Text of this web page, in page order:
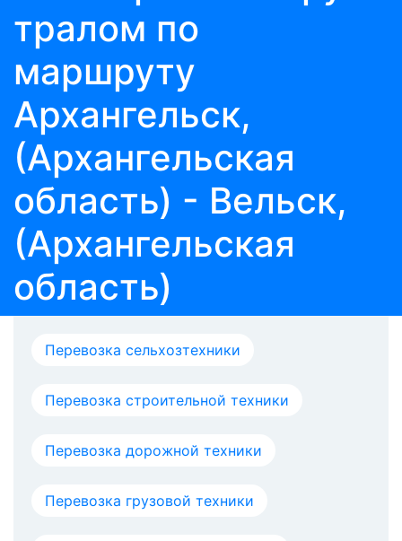
тралом по
маршруту
Архангельск,
(Архангельская
область) - Вельск,
(Архангельская
область)
Перевозка сельхозтехники
Перевозка строительной техники
Перевозка дорожной техники
Перевозка грузовой техники